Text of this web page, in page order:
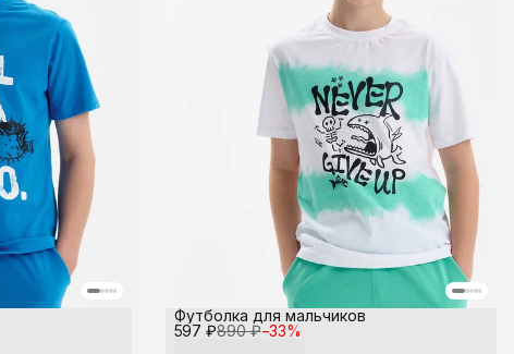
597 ₽890 ₽−33%
Футболка для мальчиков